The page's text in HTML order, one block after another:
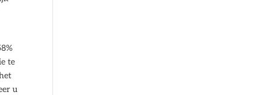
te
u